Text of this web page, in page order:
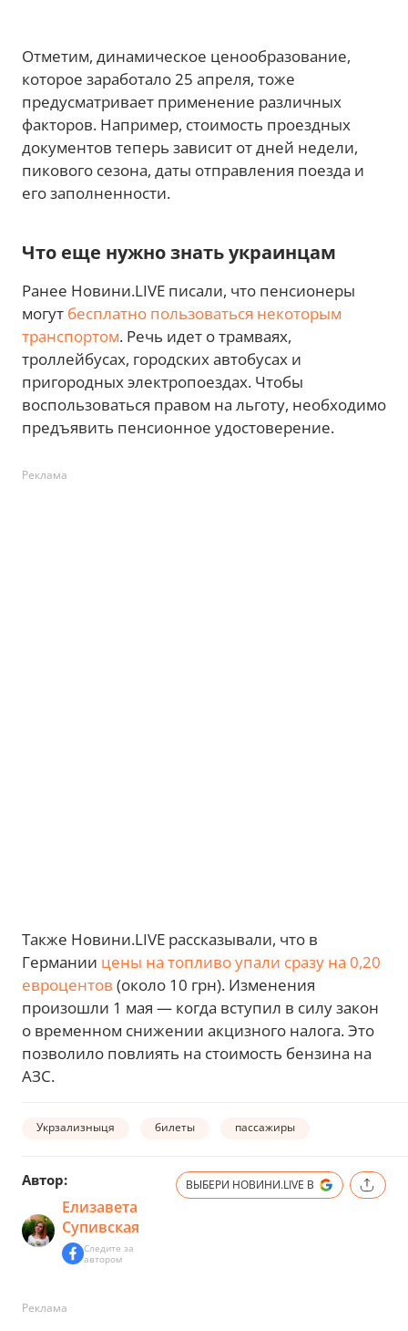
Отметим, динамическое ценообразование,
которое заработало 25 апреля, тоже
предусматривает применение различных
факторов. Например, стоимость проездных
документов теперь зависит от дней недели,
пикового сезона, даты отправления поезда и
его заполненности.
Что еще нужно знать украинцам
Ранее Новини.LIVE писали, что пенсионеры
могут бесплатно пользоваться некоторым
транспортом. Речь идет о трамваях,
троллейбусах, городских автобусах и
пригородных электропоездах. Чтобы
воспользоваться правом на льготу, необходимо
предъявить пенсионное удостоверение.
Реклама
Также Новини.LIVE рассказывали, что в
Германии цены на топливо упали сразу на 0,20
евроцентов (около 10 грн). Изменения
произошли 1 мая — когда вступил в силу закон
о временном снижении акцизного налога. Это
позволило повлиять на стоимость бензина на
АЗС.
Укрзализныця билеты пассажиры
Автор:
Елизавета
Супивская
Следите за
автором
ВЫБЕРИ НОВИНИ.LIVE В
Реклама